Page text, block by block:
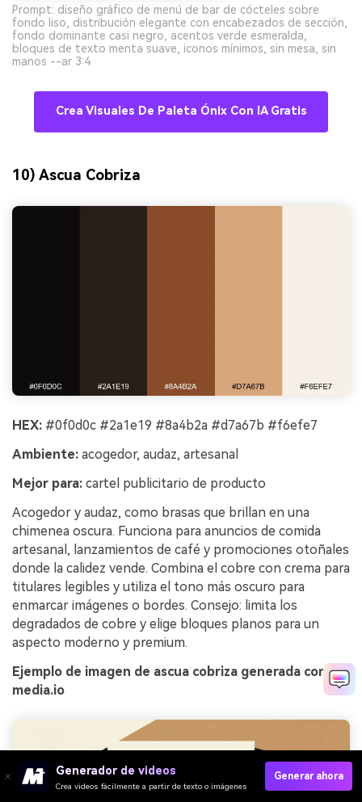
Prompt: diseño gráfico de menú de bar de cócteles sobre
fondo liso, distribución elegante con encabezados de sección,
fondo dominante casi negro, acentos verde esmeralda,
bloques de texto menta suave, iconos mínimos, sin mesa, sin
manos --ar 3:4
Crea Visuales De Paleta Ónix Con IA Gratis
10) Ascua Cobriza
HEX: #0f0d0c #2a1e19 #8a4b2a #d7a67b #f6efe7
Ambiente: acogedor, audaz, artesanal
Mejor para: cartel publicitario de producto
Acogedor y audaz, como brasas que brillan en una
chimenea oscura. Funciona para anuncios de comida
artesanal, lanzamientos de café y promociones otoñales
donde la calidez vende. Combina el cobre con crema para
titulares legibles y utiliza el tono más oscuro para
enmarcar imágenes o bordes. Consejo: limita los
degradados de cobre y elige bloques planos para un
aspecto moderno y premium.
Ejemplo de imagen de ascua cobriza generada con
media.io
Generador de videos
Crea videos fácilmente a partir de texto o imágenes
Generar ahora